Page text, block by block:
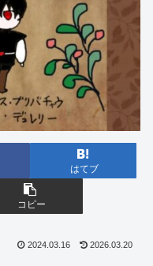
はてブ
コピー
2024.03.16 2026.03.20